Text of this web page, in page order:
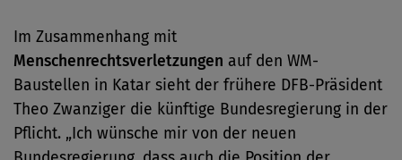
Im Zusammenhang mit
Menschenrechtsverletzungen auf den WM-
Baustellen in Katar sieht der frühere DFB-Präsident
Theo Zwanziger die künftige Bundesregierung in der
Pflicht. „Ich wünsche mir von der neuen